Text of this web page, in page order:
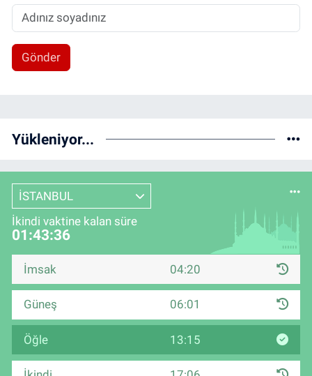
Gönder
Yükleniyor...
İSTANBUL
İkindi vaktine kalan süre
01:43:36
İmsak 04:20
Güneş 06:01
Öğle 13:15